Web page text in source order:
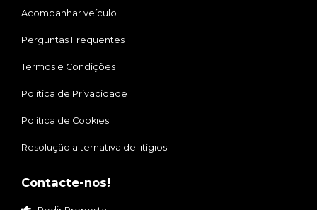
Acompanhar veículo
Perguntas Frequentes
Termos e Condições
Política de Privacidade
Política de Cookies
Resolução alternativa de litígios
Contacte-nos!